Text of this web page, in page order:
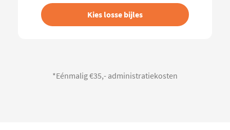
Kies losse bijles
*Eénmalig €35,- administratiekosten